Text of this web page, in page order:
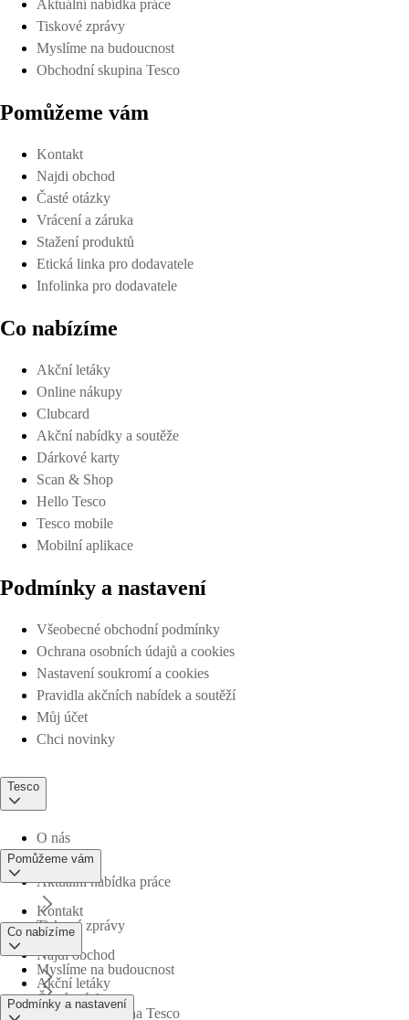
Aktuální nabídka práce
Tiskové zprávy
Myslíme na budoucnost
Obchodní skupina Tesco
Pomůžeme vám
Kontakt
Najdi obchod
Časté otázky
Vrácení a záruka
Stažení produktů
Etická linka pro dodavatele
Infolinka pro dodavatele
Co nabízíme
Akční letáky
Online nákupy
Clubcard
Akční nabídky a soutěže
Dárkové karty
Scan & Shop
Hello Tesco
Tesco mobile
Mobilní aplikace
Podmínky a nastavení
Všeobecné obchodní podmínky
Ochrana osobních údajů a cookies
Nastavení soukromí a cookies
Pravidla akčních nabídek a soutěží
Můj účet
Chci novinky
Tesco
O nás
Aktuální nabídka práce
Tiskové zprávy
Myslíme na budoucnost
Obchodní skupina Tesco
Pomůžeme vám
Kontakt
Najdi obchod
Časté otázky
Co nabízíme
Akční letáky
Podmínky a nastavení